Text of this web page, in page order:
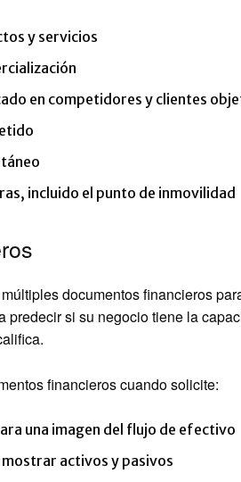
y servicios
en competidores y clientes
incluido el punto de inmovilidad
documentos financieros
predecir si su negocio tiene la
financieros cuando solicite:
una imagen del flujo de efectivo
activos y pasivos